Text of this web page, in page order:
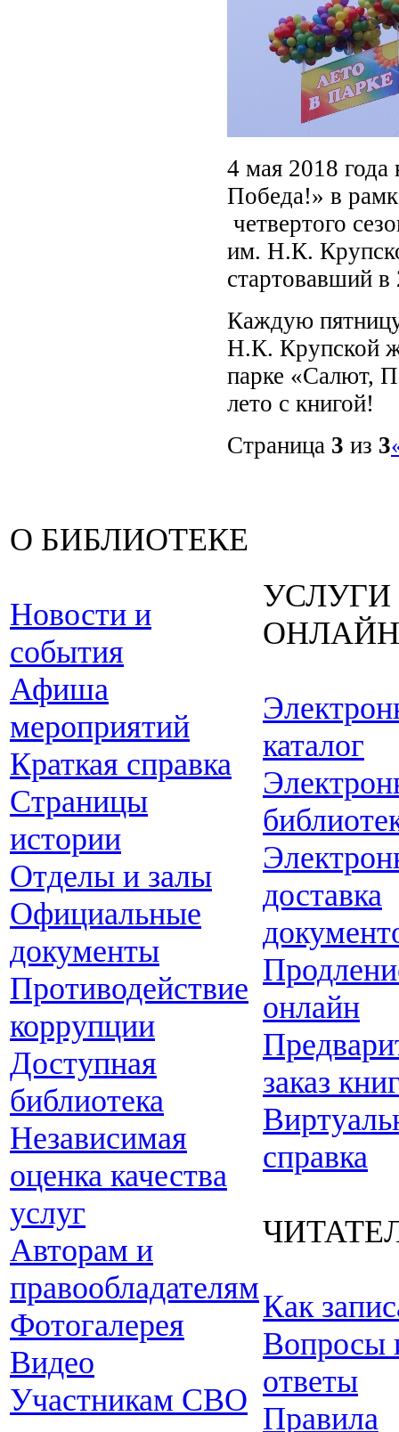
4 мая 2018
Победа!» в
четвертого
им. Н.К.
стартовавший в
Каждую
Н.К. Крупской
парке «Салют,
лето с книгой!
Страница 3 из 3
О БИБЛИОТЕКЕ
Новости и
события
Афиша
мероприятий
Краткая справка
Страницы
истории
Отделы и залы
Официальные
документы
Противодействие
коррупции
Доступная
библиотека
Независимая
оценка качества
услуг
Авторам и
правообладателям
Фотогалерея
Видео
Участникам СВО
УСЛУГИ
ОНЛАЙН
каталог
доставка
онлайн
заказ
справка
Как
Вопросы
ответы
Правила